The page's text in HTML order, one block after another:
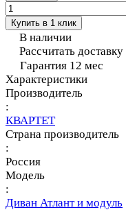
Купить в 1 клик
В наличии
Рассчитать доставку
Гарантия 12 мес
Характеристики
Производитель
:
КВАРТЕТ
Страна производитель
:
Россия
Модель
:
Диван Атлант и модуль